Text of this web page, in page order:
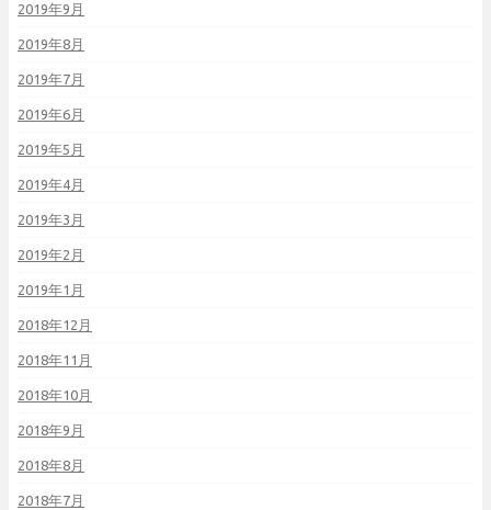
2019年9月
2019年8月
2019年7月
2019年6月
2019年5月
2019年4月
2019年3月
2019年2月
2019年1月
2018年12月
2018年11月
2018年10月
2018年9月
2018年8月
2018年7月